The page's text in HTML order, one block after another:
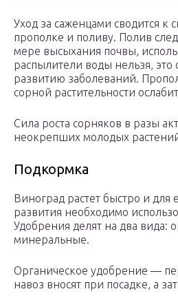
Уход за саженцами сводится к
прополке и поливу. Полив
мере высыхания почвы,
распылители воды нельзя, это
развитию заболеваний.
сорной растительности
Сила роста сорняков в разы
неокрепших молодых
Подкормка
Виноград растет быстро и для
развития необходимо
Удобрения делят на два вида:
минеральные.
Органическое удобрение —
навоз вносят при посадке, а